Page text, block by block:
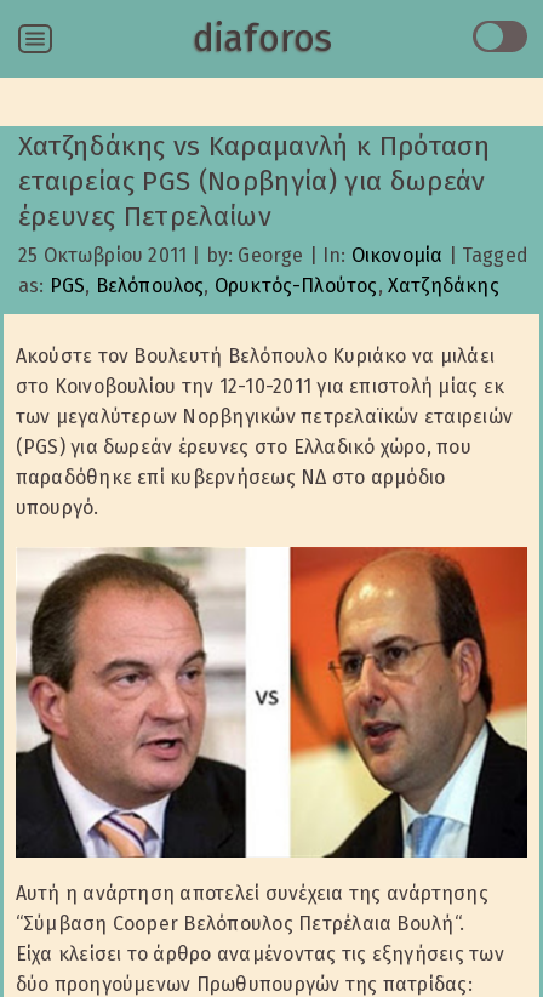
Menu diaforos
Χατζηδάκης vs Καραμανλή κ Πρόταση
εταιρείας PGS (Νορβηγία) για δωρεάν
έρευνες Πετρελαίων
25 Οκτωβρίου 2011 by: George In: Οικονομία
Tagged
as: PGS, Βελόπουλος, Ορυκτός-Πλούτος, Χατζηδάκης
Ακούστε τον Βουλευτή Βελόπουλο Κυριάκο να μιλάει
στο Κοινοβουλίου την 12-10-2011 για επιστολή μίας εκ
των μεγαλύτερων Νορβηγικών πετρελαϊκών εταιρειών
(PGS) για δωρεάν έρευνες στο Ελλαδικό χώρο, που
παραδόθηκε επί κυβερνήσεως ΝΔ στο αρμόδιο
υπουργό.
Αυτή η ανάρτηση αποτελεί συνέχεια της ανάρτησης
“Σύμβαση Cooper Βελόπουλος Πετρέλαια Βουλή“.
Είχα κλείσει το άρθρο αναμένοντας τις εξηγήσεις των
δύο προηγούμενων Πρωθυπουργών της πατρίδας: